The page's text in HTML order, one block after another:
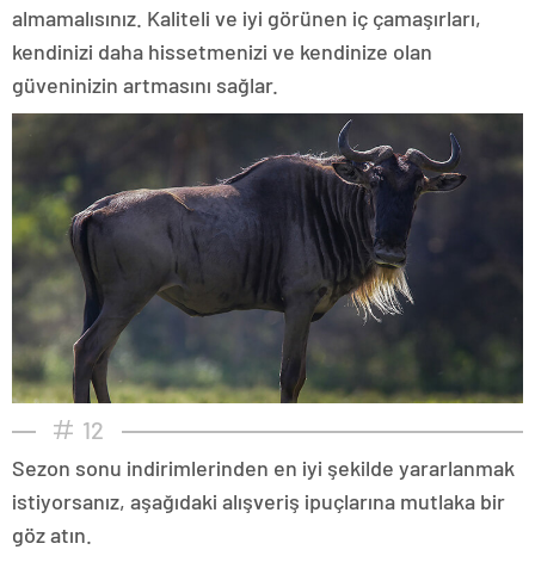
almamalısınız. Kaliteli ve iyi görünen iç çamaşırları,
kendinizi daha hissetmenizi ve kendinize olan
güveninizin artmasını sağlar.
12
Sezon sonu indirimlerinden en iyi şekilde yararlanmak
istiyorsanız, aşağıdaki alışveriş ipuçlarına mutlaka bir
göz atın.